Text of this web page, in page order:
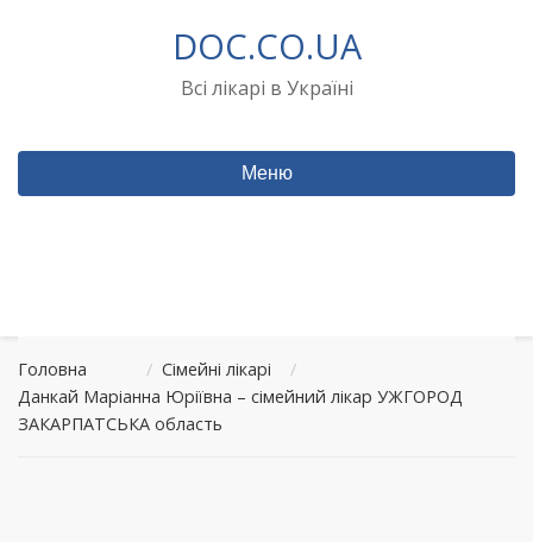
DOC.CO.UA
Всі лікарі в Україні
Меню
Головна / Сімейні лікарі
/
Данкай Маріанна Юріївна – сімейний лікар УЖГОРОД
ЗАКАРПАТСЬКА область